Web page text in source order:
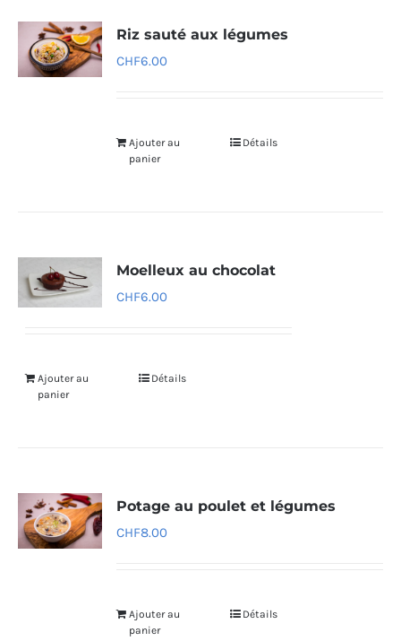
Riz sauté aux légumes
CHF6.00
Ajouter au
panier
Détails
Moelleux au chocolat
CHF6.00
Ajouter au
panier
Détails
Potage au poulet et légumes
CHF8.00
Ajouter au
panier
Détails